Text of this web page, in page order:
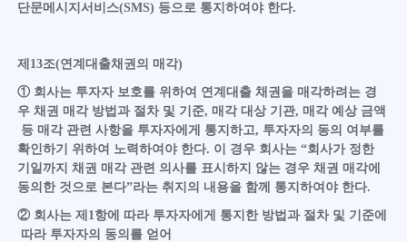
단문메시지서비스(SMS) 등으로 통지하여야 한다.
제13조(연계대출채권의 매각)
① 회사는 투자자 보호를 위하여 연계대출 채권을 매각하려는 경
우 채권 매각 방법과 절차 및 기준, 매각 대상 기관, 매각 예상 금액
등 매각 관련 사항을 투자자에게 통지하고, 투자자의 동의 여부를
확인하기 위하여 노력하여야 한다. 이 경우 회사는 “회사가 정한
기일까지 채권 매각 관련 의사를 표시하지 않는 경우 채권 매각에
동의한 것으로 본다”라는 취지의 내용을 함께 통지하여야 한다.
② 회사는 제1항에 따라 투자자에게 통지한 방법과 절차 및 기준에
따라 투자자의 동의를 얻어